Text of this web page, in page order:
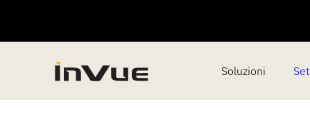
Soluzioni